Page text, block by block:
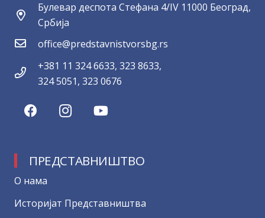
Булевар деспота Стефана 4/IV 11000 Београд,
Србија
office@predstavnistvorsbg.rs
+381 11 324 6633, 323 8633,
324 5051, 323 0676
ПРЕДСТАВНИШТВО
О нама
Историјат Представништва